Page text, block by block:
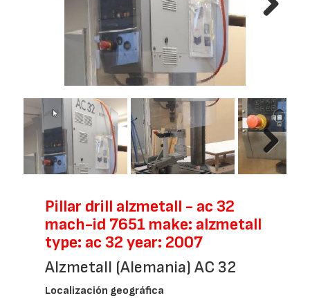
Next
Pillar drill alzmetall - ac 32
mach-id 7651 make: alzmetall
type: ac 32 year: 2007
Alzmetall (Alemania) AC 32
Localización geográfica